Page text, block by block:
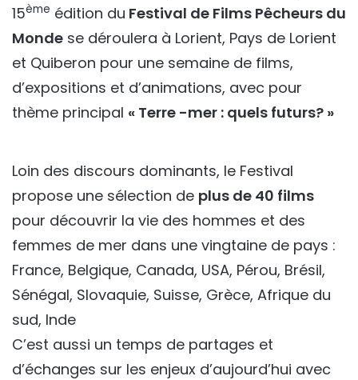
15ème édition du Festival de Films Pêcheurs du
Monde se déroulera à Lorient, Pays de Lorient
et Quiberon pour une semaine de films,
d’expositions et d’animations, avec pour
thème principal « Terre -mer : quels futurs? »
Loin des discours dominants, le Festival
propose une sélection de plus de 40 films
pour découvrir la vie des hommes et des
femmes de mer dans une vingtaine de pays :
France, Belgique, Canada, USA, Pérou, Brésil,
Sénégal, Slovaquie, Suisse, Grèce, Afrique du
sud, Inde
C’est aussi un temps de partages et
d’échanges sur les enjeux d’aujourd’hui avec